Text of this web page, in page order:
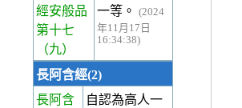
經安般品
第十七
（九）
一等。
(2024
年11月17日
16:34:38)
長阿含經(2)
長阿含
自認為高人一